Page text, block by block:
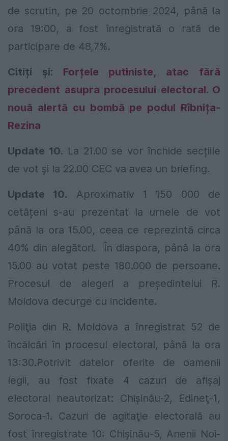
de scrutin, pe 20 octombrie 2024, până la
ora 19:00, a fost înregistrată o rată de
participare de 48,7%.
Citiți și: Forțele putiniste, atac fără
precedent asupra procesului electoral. O
nouă alertă cu bombă pe podul Rîbnița-
Rezina
Update 10. La 21.00 se vor închide secțiile
de vot și la 22.00 CEC va avea un briefing.
Update 10.
Aproximativ 1 150 000 de
cetățeni s-au prezentat la urnele de vot
până la ora 15.00, ceea ce reprezintă circa
40% din alegători. În diaspora, până la ora
15.00 au votat peste 180.000 de persoane.
Procesul de alegeri a preşedintelui R.
Moldova decurge cu incidente.
Poliţia din R. Moldova a înregistrat 52 de
încălcări în procesul electoral, până la ora
13:30.Potrivit datelor oferite de oamenii
legii, au fost fixate 4 cazuri de afişaj
electoral neautorizat: Chişinău-2, Edineţ-1,
Soroca-1. Cazuri de agitaţie electorală au
fost înregistrate 10: Chişinău-5, Anenii Noi-